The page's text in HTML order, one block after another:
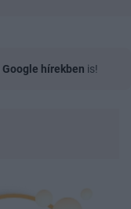
Google hírekben is!